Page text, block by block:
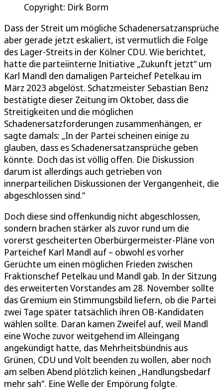
Copyright: Dirk Borm
Dass der Streit um mögliche Schadenersatzansprüche
aber gerade jetzt eskaliert, ist vermutlich die Folge
des Lager-Streits in der Kölner CDU. Wie berichtet,
hatte die parteiinterne Initiative „Zukunft jetzt“ um
Karl Mandl den damaligen Parteichef Petelkau im
März 2023 abgelöst. Schatzmeister Sebastian Benz
bestätigte dieser Zeitung im Oktober, dass die
Streitigkeiten und die möglichen
Schadenersatzforderungen zusammenhängen, er
sagte damals: „In der Partei scheinen einige zu
glauben, dass es Schadenersatzansprüche geben
könnte. Doch das ist völlig offen. Die Diskussion
darum ist allerdings auch getrieben von
innerparteilichen Diskussionen der Vergangenheit, die
abgeschlossen sind.“
Doch diese sind offenkundig nicht abgeschlossen,
sondern brachen stärker als zuvor rund um die
vorerst gescheiterten Oberbürgermeister-Pläne von
Parteichef Karl Mandl auf – obwohl es vorher
Gerüchte um einen möglichen Frieden zwischen
Fraktionschef Petelkau und Mandl gab. In der Sitzung
des erweiterten Vorstandes am 28. November sollte
das Gremium ein Stimmungsbild liefern, ob die Partei
zwei Tage später tatsächlich ihren OB-Kandidaten
wählen sollte. Daran kamen Zweifel auf, weil Mandl
eine Woche zuvor weitgehend im Alleingang
angekündigt hatte, das Mehrheitsbündnis aus
Grünen, CDU und Volt beenden zu wollen, aber noch
am selben Abend plötzlich keinen „Handlungsbedarf
mehr sah“. Eine Welle der Empörung folgte.